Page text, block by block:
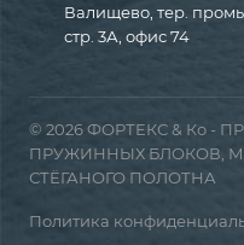
Валищево, тер.
стр. 3А, офис 74
© 2026 ФОРТЕКС & Ко -
ПРУЖИННЫХ БЛОКОВ,
СТЁГАНОГО ПОЛОТНА
Политика